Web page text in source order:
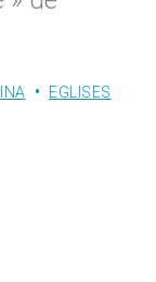
EGLISES